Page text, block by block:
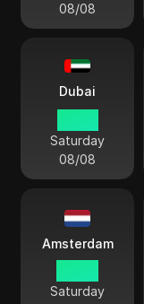
08/08
Dubai
Saturday
08/08
Amsterdam
Saturday